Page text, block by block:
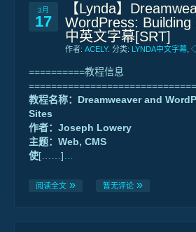
3月
17
【Lynda】
WordPress: Building
中英文字幕[SRT]
作者: ACELY. 分类: LYNDA中文字幕
==========教程信息
教程名称：Dreamweaver and
Sites
作者：Joseph Lowery
主题：Web, CMS
使[……]
阅读全文 暂无评论